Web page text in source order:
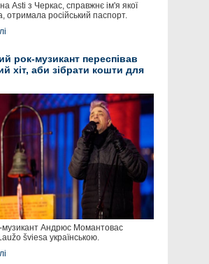
Asti з Черкас, справжнє ім'я якої
отримала російський паспорт.
рок-музикант переспівав
хіт, аби зібрати кошти для
музикант Андрюс Момантовас
šviesa українською.